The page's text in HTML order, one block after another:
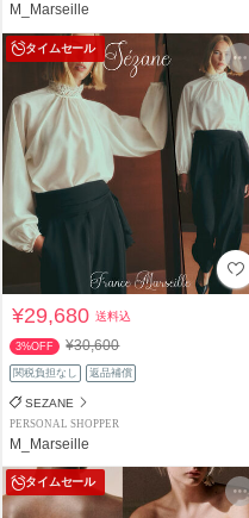
M_Marseille
タイムセール
¥29,680送料込
3%OFF ¥30,600
関税負担なし 返品補償
SEZANE
PERSONAL SHOPPER
M_Marseille
タイムセール